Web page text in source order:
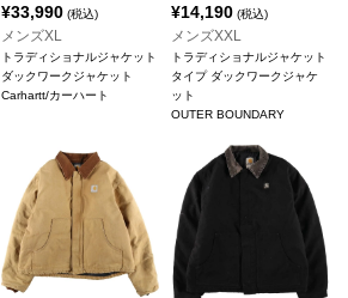
¥33,990(税込)
メンズXL
トラディショナルジャケット
ダックワークジャケット
Carhartt/カーハート
¥14,190 (税込)
メンズXXL
トラディショナルジャケット
タイプ ダックワークジャケ
ット
OUTER BOUNDARY